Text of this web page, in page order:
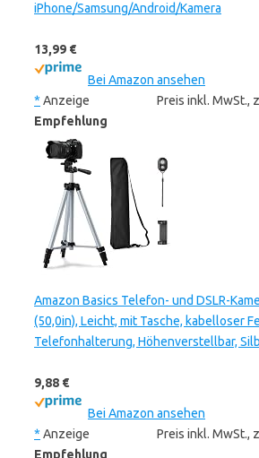
iPhone/Samsung/Android/Kamera
13,99 €
Bei Amazon ansehen
* Anzeige
Preis inkl. MwSt.,
Empfehlung
Amazon Basics Telefon- und DSLR-
(50,0in), Leicht, mit Tasche, kabelloser
Telefonhalterung, Höhenverstellbar,
9,88 €
Bei Amazon ansehen
* Anzeige
Preis inkl. MwSt.,
Empfehlung